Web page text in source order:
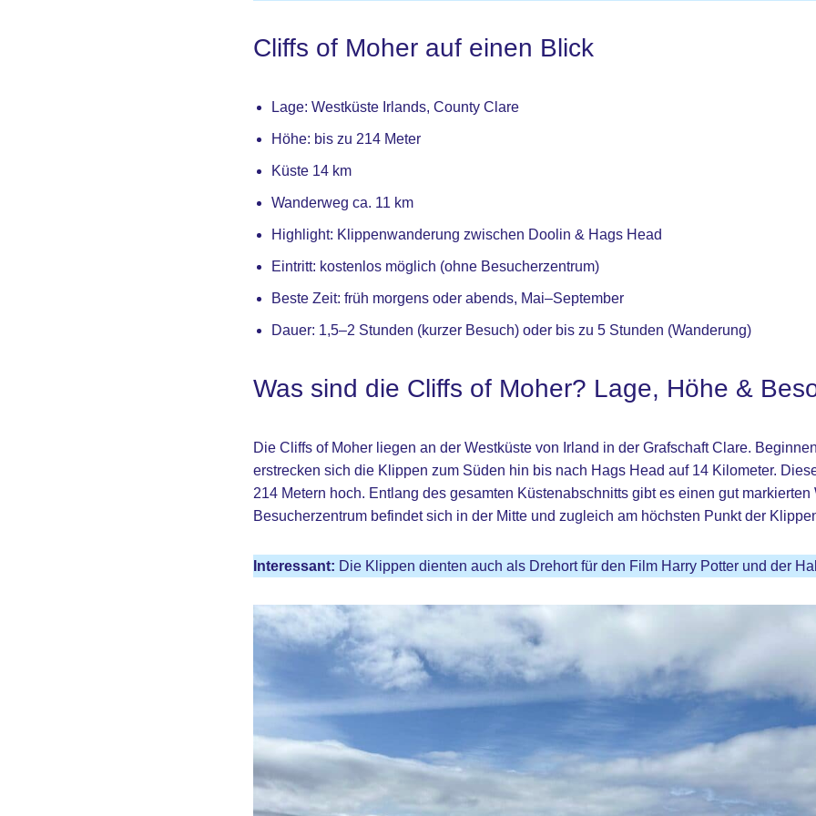
Cliffs of Moher auf einen Blick
Lage: Westküste Irlands, County Clare
Höhe: bis zu 214 Meter
Küste 14 km
Wanderweg ca. 11 km
Highlight: Klippenwanderung zwischen Doolin & Hags Head
Eintritt: kostenlos möglich (ohne Besucherzentrum)
Beste Zeit: früh morgens oder abends, Mai–September
Dauer: 1,5–2 Stunden (kurzer Besuch) oder bis zu 5 Stunden (Wanderung)
Was sind die Cliffs of Moher? Lage, Höhe &
Die Cliffs of Moher liegen an der Westküste von Irland in der Grafschaft Clare.
erstrecken sich die Klippen zum Süden hin bis nach Hags Head auf 14 Kilometer.
214 Metern hoch. Entlang des gesamten Küstenabschnitts gibt es einen gut markierten
Besucherzentrum befindet sich in der Mitte und zugleich am höchsten Punkt der
Interessant: Die Klippen dienten auch als Drehort für den Film Harry Potter und der